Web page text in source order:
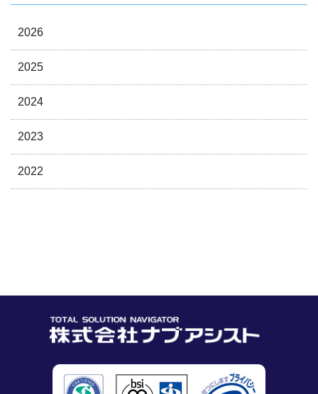
2026
2025
2024
2023
2022